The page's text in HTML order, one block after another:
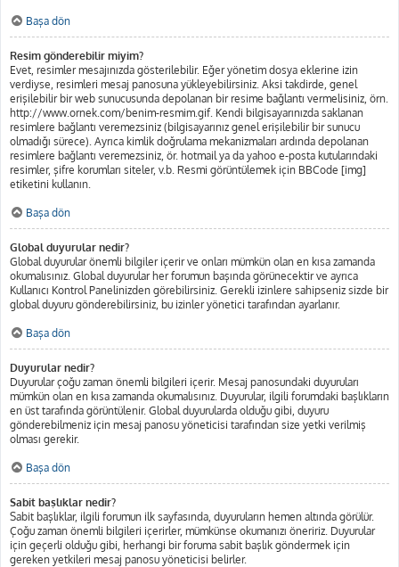
Başa dön
Resim gönderebilir miyim?
Evet, resimler mesajınızda gösterilebilir. Eğer yönetim dosya eklerine izin
verdiyse, resimleri mesaj panosuna yükleyebilirsiniz. Aksi takdirde, genel
erişilebilir bir web sunucusunda depolanan bir resime bağlantı vermelisiniz, örn.
http://www.ornek.com/benim-resmim.gif. Kendi bilgisayarınızda saklanan
resimlere bağlantı veremezsiniz (bilgisayarınız genel erişilebilir bir sunucu
olmadığı sürece). Ayrıca kimlik doğrulama mekanizmaları ardında depolanan
resimlere bağlantı veremezsiniz, ör. hotmail ya da yahoo e-posta kutularındaki
resimler, şifre korumları siteler, v.b. Resmi görüntülemek için BBCode [img]
etiketini kullanın.
Başa dön
Global duyurular nedir?
Global duyurular önemli bilgiler içerir ve onları mümkün olan en kısa zamanda
okumalısınız. Global duyurular her forumun başında görünecektir ve ayrıca
Kullanıcı Kontrol Panelinizden görebilirsiniz. Gerekli izinlere sahipseniz sizde bir
global duyuru gönderebilirsiniz, bu izinler yönetici tarafından ayarlanır.
Başa dön
Duyurular nedir?
Duyurular çoğu zaman önemli bilgileri içerir. Mesaj panosundaki duyuruları
mümkün olan en kısa zamanda okumalısınız. Duyurular, ilgili forumdaki başlıkların
en üst tarafında görüntülenir. Global duyurularda olduğu gibi, duyuru
gönderebilmeniz için mesaj panosu yöneticisi tarafından size yetki verilmiş
olması gerekir.
Başa dön
Sabit başlıklar nedir?
Sabit başlıklar, ilgili forumun ilk sayfasında, duyuruların hemen altında görülür.
Çoğu zaman önemli bilgileri içerirler, mümkünse okumanızı öneririz. Duyurular
için geçerli olduğu gibi, herhangi bir foruma sabit başlık göndermek için
gereken yetkileri mesaj panosu yöneticisi belirler.